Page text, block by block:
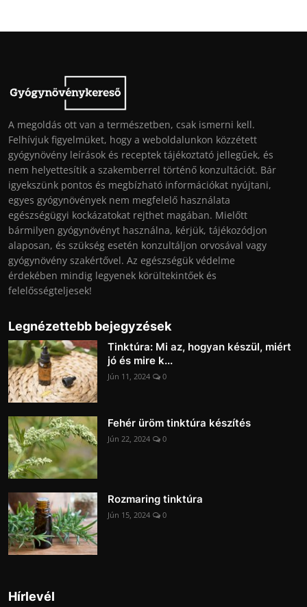
A megoldás ott van a természetben, csak ismerni kell.
Felhívjuk figyelmüket, hogy a weboldalunkon közzétett
gyógynövény leírások és receptek tájékoztató jellegűek, és
nem helyettesítik a szakemberrel történő konzultációt. Bár
igyekszünk pontos és megbízható információkat nyújtani,
egyes gyógynövények nem megfelelő használata
egészségügyi kockázatokat rejthet magában. Mielőtt
bármilyen gyógynövényt használna, kérjük, tájékozódjon
alaposan, és szükség esetén konzultáljon orvosával vagy
gyógynövény szakértővel. Az egészségük védelme
érdekében mindig legyenek körültekintőek és
felelősségteljesek!
Legnézettebb bejegyzések
Tinktúra: Mi az, hogyan készül, miért
jó és mire k...
Jún 11, 2024 0
Fehér üröm tinktúra készítés
Jún 22, 2024 0
Rozmaring tinktúra
Jún 15, 2024 0
Hírlevél